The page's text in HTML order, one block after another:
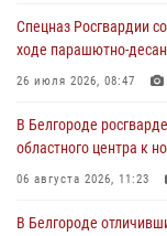
Росгвардия
затягивать с
Росгвардейцы спасли
белгородского
Спецназ Росгвардии
ходе парашютно-
26 июля 2026, 08:47
В Белгороде
областного центра к
06 августа 2026, 11:23
В Белгороде